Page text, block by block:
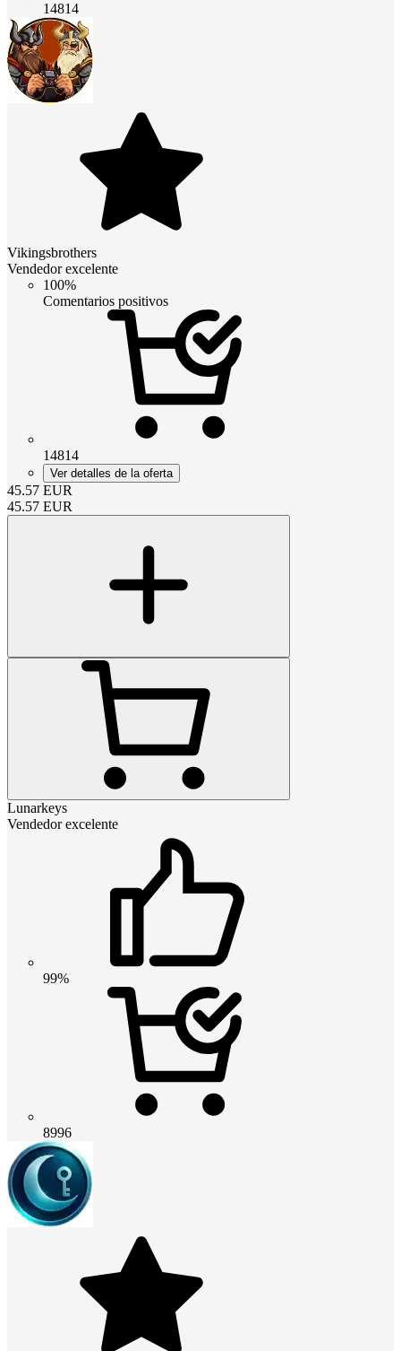
14814
Vikingsbrothers
Vendedor excelente
100%
Comentarios positivos
14814
Ver detalles de la oferta
45.57 EUR
45.57 EUR
Lunarkeys
Vendedor excelente
99%
8996